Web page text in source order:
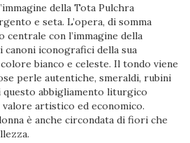
della Tota Pulchra
e seta. L’opera, di somma
centrale con l’immagine della
canoni iconografici della sua
bianco e celeste. Il tondo viene
perle autentiche, smeraldi, rubini
questo abbigliamento liturgico
valore artistico ed economico.
è anche circondata di fiori che